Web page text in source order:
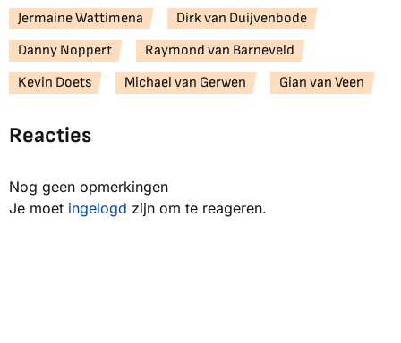
Jermaine Wattimena
Dirk van Duijvenbode
Danny Noppert
Raymond van Barneveld
Kevin Doets
Michael van Gerwen Gian van Veen
Reacties
Nog geen opmerkingen
Je moet ingelogd zijn om te reageren.